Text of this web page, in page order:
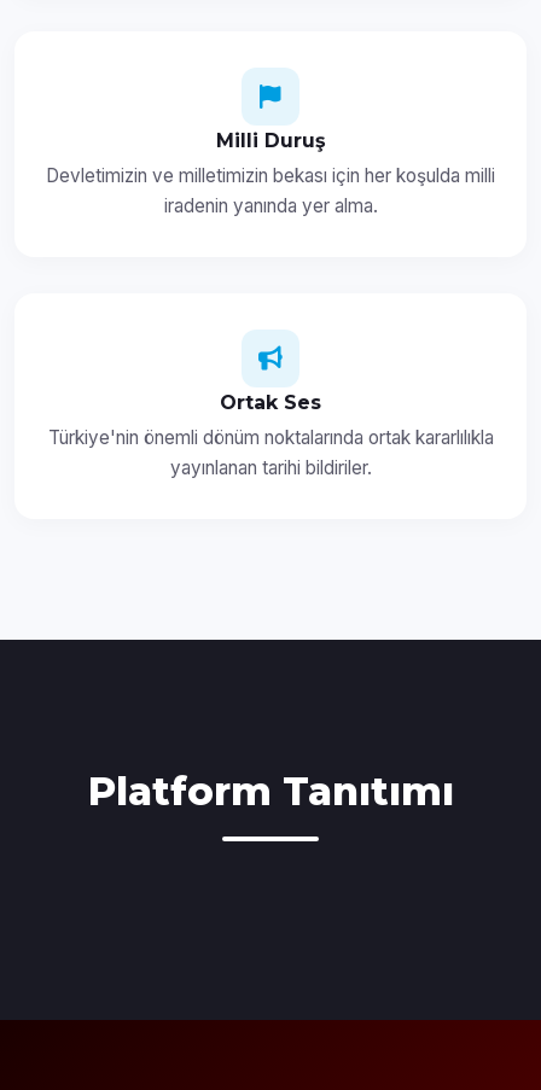
Milli Duruş
Devletimizin ve milletimizin bekası için her koşulda milli
iradenin yanında yer alma.
Ortak Ses
Türkiye'nin önemli dönüm noktalarında ortak kararlılıkla
yayınlanan tarihi bildiriler.
Platform Tanıtımı